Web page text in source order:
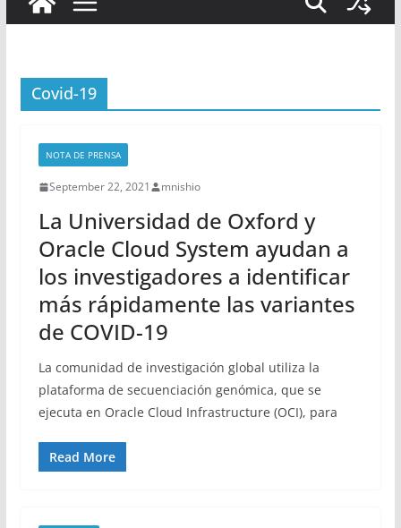
Covid-19
NOTA DE PRENSA
September 22, 2021 mnishio
La Universidad de Oxford y
Oracle Cloud System ayudan a
los investigadores a identificar
más rápidamente las variantes
de COVID-19
La comunidad de investigación global utiliza la
plataforma de secuenciación genómica, que se
ejecuta en Oracle Cloud Infrastructure (OCI), para
Read More